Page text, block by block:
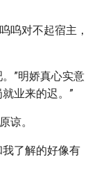
呜对不起宿主，
”明娇真心实意
业来的迟。”
谅。
了解的好像有